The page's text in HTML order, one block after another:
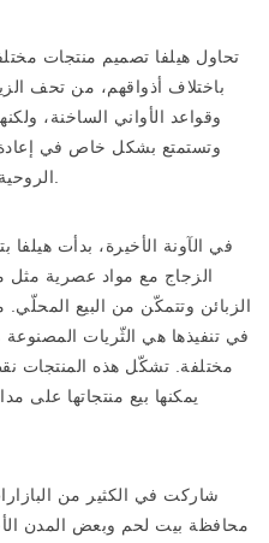
تحاول هيلفا تصميم منتجات
باختلاف أذواقهم، من تحف
وقواعد الأواني الساخنة،
وتستمتع بشكل خاص في إعادة
في الآونة الأخيرة، بدأت
الزجاج مع مواد عصرية مثل
الزبائن وتتمكّن من البيع
في تنفيذها هي الثّريات
مختلفة. تشكّل هذه المنتجات
يمكنها بيع منتجاتها على
شاركت في الكثير من
محافظة بيت لحم وبعض المدن